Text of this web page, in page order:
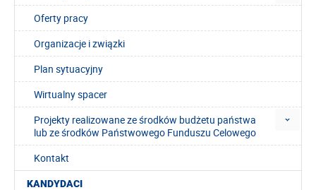
Oferty pracy
Organizacje i związki
Plan sytuacyjny
Wirtualny spacer
Projekty realizowane ze środków budżetu państwa
lub ze środków Państwowego Funduszu Celowego
Kontakt
KANDYDACI